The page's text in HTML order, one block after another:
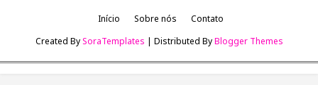
Início Sobre nós
Contato
Created BySoraTemplates | Distributed ByBlogger Themes